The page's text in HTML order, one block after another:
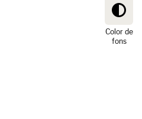
Color de
fons